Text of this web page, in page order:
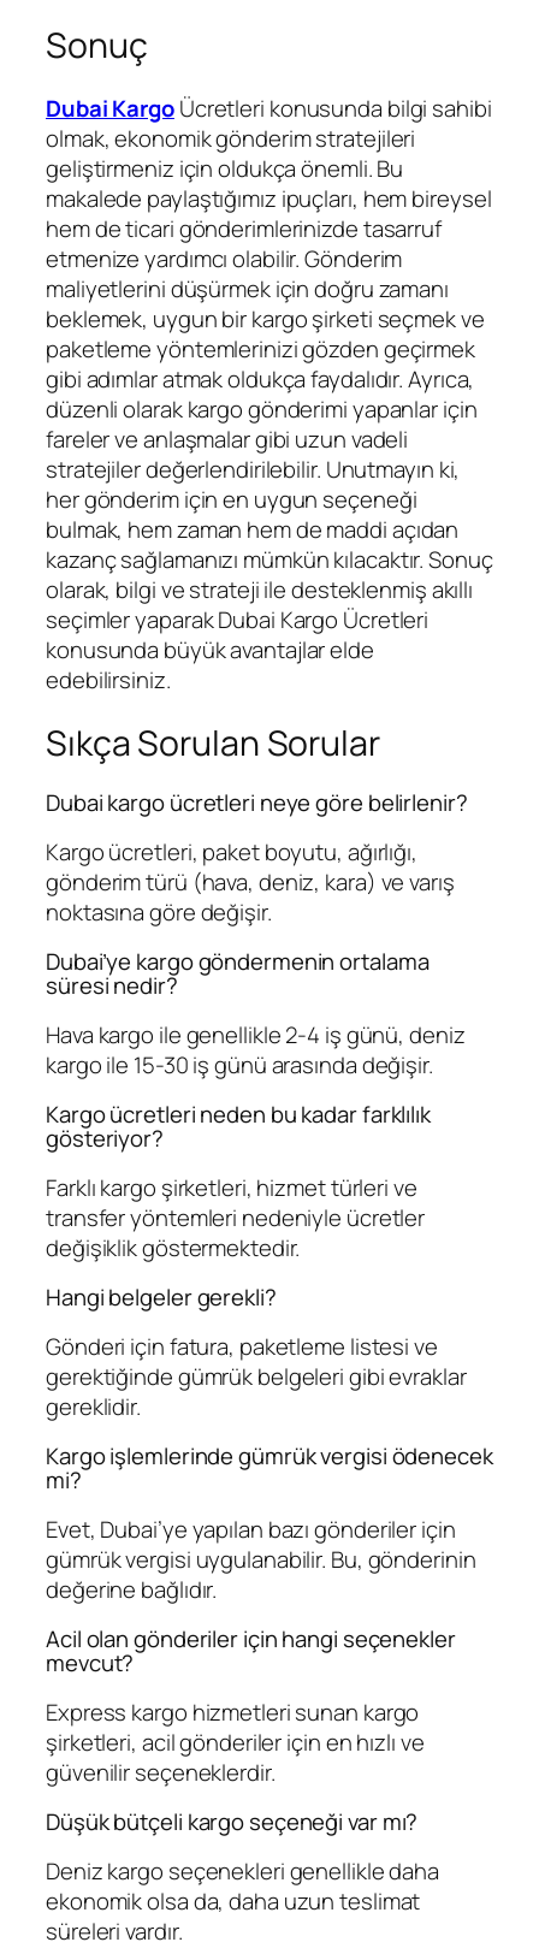
Sonuç
Dubai KargoÜcretleri konusunda bilgi sahibi
olmak, ekonomik gönderim stratejileri
geliştirmeniz için oldukça önemli. Bu
makalede paylaştığımız ipuçları, hem bireysel
hem de ticari gönderimlerinizde tasarruf
etmenize yardımcı olabilir. Gönderim
maliyetlerini düşürmek için doğru zamanı
beklemek, uygun bir kargo şirketi seçmek ve
paketleme yöntemlerinizi gözden geçirmek
gibi adımlar atmak oldukça faydalıdır. Ayrıca,
düzenli olarak kargo gönderimi yapanlar için
fareler ve anlaşmalar gibi uzun vadeli
stratejiler değerlendirilebilir. Unutmayın ki,
her gönderim için en uygun seçeneği
bulmak, hem zaman hem de maddi açıdan
kazanç sağlamanızı mümkün kılacaktır. Sonuç
olarak, bilgi ve strateji ile desteklenmiş akıllı
seçimler yaparak Dubai Kargo Ücretleri
konusunda büyük avantajlar elde
edebilirsiniz.
Sıkça Sorulan Sorular
Dubai kargo ücretleri neye göre belirlenir?
Kargo ücretleri, paket boyutu, ağırlığı,
gönderim türü (hava, deniz, kara) ve varış
noktasına göre değişir.
Dubai’ye kargo göndermenin ortalama
süresi nedir?
Hava kargo ile genellikle 2-4 iş günü, deniz
kargo ile 15-30 iş günü arasında değişir.
Kargo ücretleri neden bu kadar farklılık
gösteriyor?
Farklı kargo şirketleri, hizmet türleri ve
transfer yöntemleri nedeniyle ücretler
değişiklik göstermektedir.
Hangi belgeler gerekli?
Gönderi için fatura, paketleme listesi ve
gerektiğinde gümrük belgeleri gibi evraklar
gereklidir.
Kargo işlemlerinde gümrük vergisi ödenecek
mi?
Evet, Dubai’ye yapılan bazı gönderiler için
gümrük vergisi uygulanabilir. Bu, gönderinin
değerine bağlıdır.
Acil olan gönderiler için hangi seçenekler
mevcut?
Express kargo hizmetleri sunan kargo
şirketleri, acil gönderiler için en hızlı ve
güvenilir seçeneklerdir.
Düşük bütçeli kargo seçeneği var mı?
Deniz kargo seçenekleri genellikle daha
ekonomik olsa da, daha uzun teslimat
süreleri vardır.